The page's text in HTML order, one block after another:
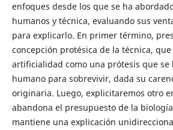
enfoques desde los que se ha
humanos y técnica, evaluando sus
para explicarlo. En primer término,
concepción protésica de la técnica,
artificialidad como una prótesis que se
humano para sobrevivir, dada su
originaria. Luego, explicitaremos otro
abandona el presupuesto de la
mantiene una explicación